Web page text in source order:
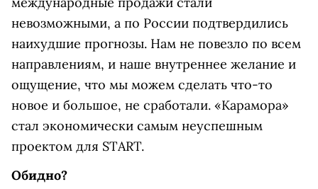
невозможными, а по России подтвердились
наихудшие прогнозы. Нам не повезло по всем
направлениям, и наше внутреннее желание и
ощущение, что мы можем сделать что-то
новое и большое, не сработали. «Карамора»
стал экономически самым неуспешным
проектом для START.
Обидно?